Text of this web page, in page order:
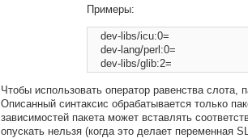
Примеры:
    dev-libs/icu:0=
    dev-lang/perl:0=
Чтобы использовать оператор равенства
Описанный синтаксис обрабатывается только
зависимостей пакета может вставлять
опускать нельзя (когда это делает переменная